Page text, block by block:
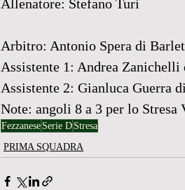
Allenatore: Stefano Turi
Arbitro: Antonio Spera di
Assistente 1: Andrea Zanichelli
Assistente 2: Gianluca Guerra
Note: angoli 8 a 3 per lo Stresa
Fezzanese Serie D Stresa
PRIMA SQUADRA